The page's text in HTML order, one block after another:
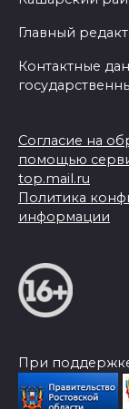
Главный
Контактные
Согласие на
помощью
top.mail.ru
Политика
информации
При